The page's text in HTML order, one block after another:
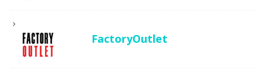
FactoryOutlet